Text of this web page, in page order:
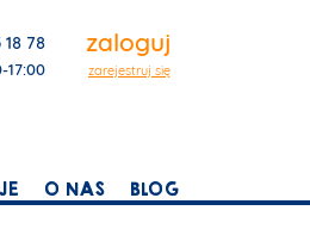
78
17:00
zaloguj
zarejestruj się
O NAS BLOG